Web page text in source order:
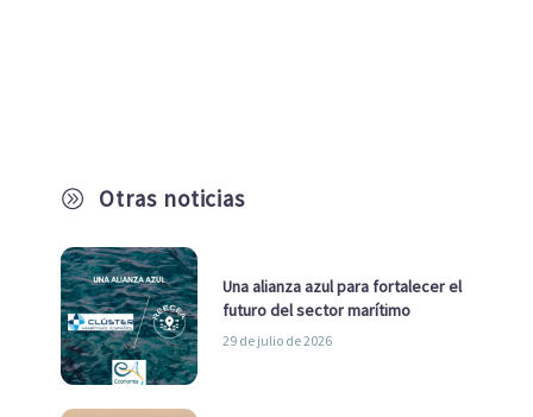
A Otras noticias
Una alianza azul para fortalecer el
futuro del sector marítimo
29 de julio de 2026